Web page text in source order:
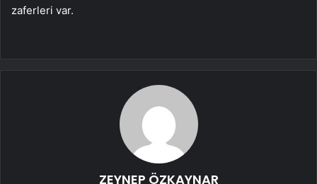
zaferleri var.
ZEYNEP ÖZKAYNAR